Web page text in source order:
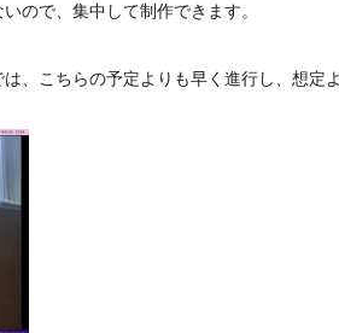
ので、集中して制作できます。
、こちらの予定よりも早く進行し、想定